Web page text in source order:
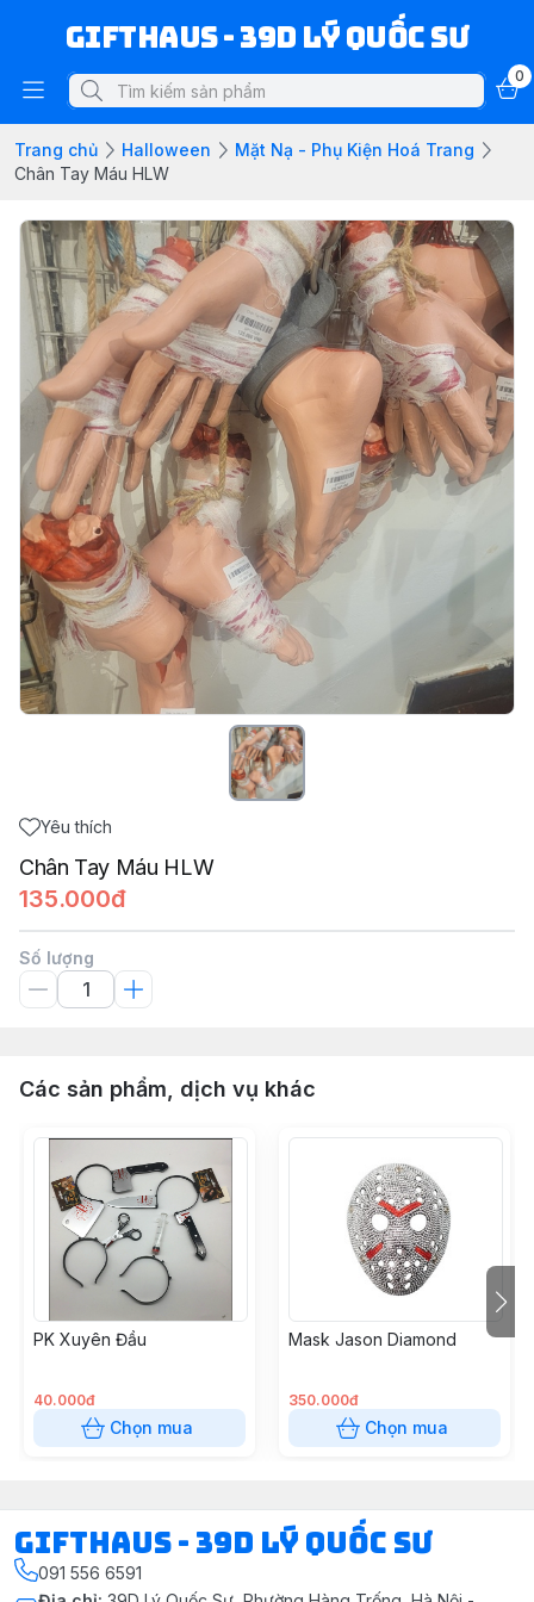
Gifthaus - 39D Lý Quốc Sư
0
Trang chủ Halloween
Mặt Nạ - Phụ Kiện Hoá Trang
Chân Tay Máu HLW
Yêu thích
Chân Tay Máu HLW
135.000đ
Số lượng
Các sản phẩm, dịch vụ khác
PK Xuyên Đầu
40.000đ
Chọn mua
Mask Jason Diamond
350.000đ
Chọn mua
Gifthaus - 39D Lý Quốc Sư
091 556 6591